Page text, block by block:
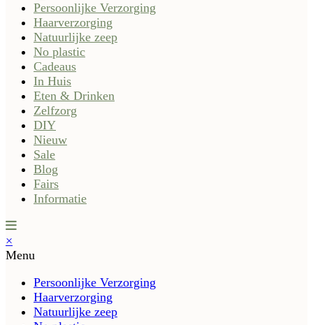
Persoonlijke Verzorging
Haarverzorging
Natuurlijke zeep
No plastic
Cadeaus
In Huis
Eten & Drinken
Zelfzorg
DIY
Nieuw
Sale
Blog
Fairs
Informatie
×
Menu
Persoonlijke Verzorging
Haarverzorging
Natuurlijke zeep